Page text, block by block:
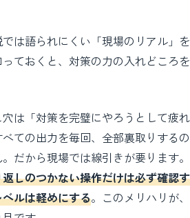
は語られにくい「現場のリアル」を
ておくと、対策の力の入れどころを
は「対策を完璧にやろうとして疲れ
ての出力を毎回、全部裏取りするの
だから現場では線引きが要ります。
しのつかない操作だけは必ず確認す
ルは軽めにする。このメリハリが、